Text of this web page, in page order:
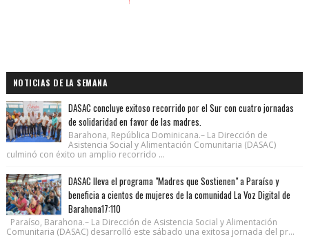
NOTICIAS DE LA SEMANA
DASAC concluye exitoso recorrido por el Sur con cuatro jornadas
de solidaridad en favor de las madres.
Barahona, República Dominicana.– La Dirección de
Asistencia Social y Alimentación Comunitaria (DASAC)
culminó con éxito un amplio recorrido ...
DASAC lleva el programa "Madres que Sostienen" a Paraíso y
beneficia a cientos de mujeres de la comunidad La Voz Digital de
Barahona17:110
Paraíso, Barahona.– La Dirección de Asistencia Social y Alimentación
Comunitaria (DASAC) desarrolló este sábado una exitosa jornada del pr...